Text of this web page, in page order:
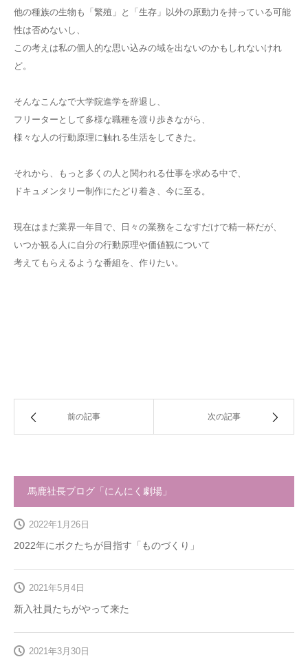
他の種族の生物も「繁殖」と「生存」以外の原動力を持っている可能
性は否めないし、
この考えは私の個人的な思い込みの域を出ないのかもしれないけれ
ど。
そんなこんなで大学院進学を辞退し、
フリーターとして多様な職種を渡り歩きながら、
様々な人の行動原理に触れる生活をしてきた。
それから、もっと多くの人と関われる仕事を求める中で、
ドキュメンタリー制作にたどり着き、今に至る。
現在はまだ業界一年目で、日々の業務をこなすだけで精一杯だが、
いつか観る人に自分の行動原理や価値観について
考えてもらえるような番組を、作りたい。
前の記事 次の記事
馬鹿社長ブログ「にんにく劇場」
2022年にボクたちが目指す「ものづくり」
2022年1月26日
新入社員たちがやって来た
2021年5月4日
2021年3月30日